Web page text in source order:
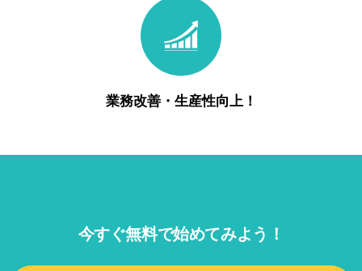
業務改善・生産性向上！
今すぐ無料で始めてみよう！